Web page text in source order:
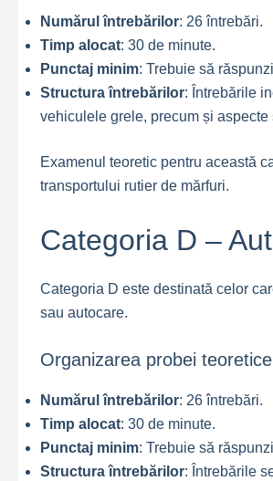
Numărul întrebărilor: 26 întrebări.
Timp alocat: 30 de minute.
Punctaj minim: Trebuie să
Structura întrebărilor: Întrebările
vehiculele grele, precum și
Examenul teoretic pentru această
transportului rutier de mărfuri.
Categoria D –
Categoria D este destinată celor
sau autocare.
Organizarea probei
Numărul întrebărilor: 26 întrebări.
Timp alocat: 30 de minute.
Punctaj minim: Trebuie să
Structura întrebărilor: Întrebările